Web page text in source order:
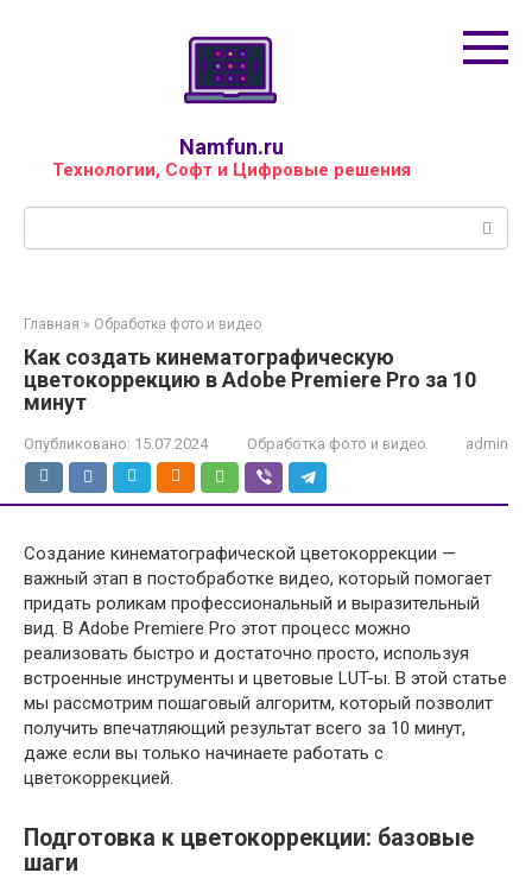
Namfun.ru
Технологии, Софт и Цифровые решения
Главная » Обработка фото и видео
Как создать кинематографическую
цветокоррекцию в Adobe Premiere Pro за 10
минут
Опубликовано: 15.07.2024 Обработка фото и видео admin
Создание кинематографической цветокоррекции —
важный этап в постобработке видео, который помогает
придать роликам профессиональный и выразительный
вид. В Adobe Premiere Pro этот процесс можно
реализовать быстро и достаточно просто, используя
встроенные инструменты и цветовые LUT-ы. В этой статье
мы рассмотрим пошаговый алгоритм, который позволит
получить впечатляющий результат всего за 10 минут,
даже если вы только начинаете работать с
цветокоррекцией.
Подготовка к цветокоррекции: базовые
шаги